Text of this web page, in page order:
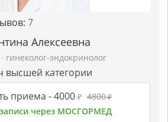
7
Алексеевна
· гинеколог-эндокринолог
высшей категории
приема -4000 ₽ 4800₽
через МОСГОРМЕД